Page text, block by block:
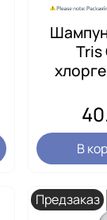
Tris
В
Предзаказ